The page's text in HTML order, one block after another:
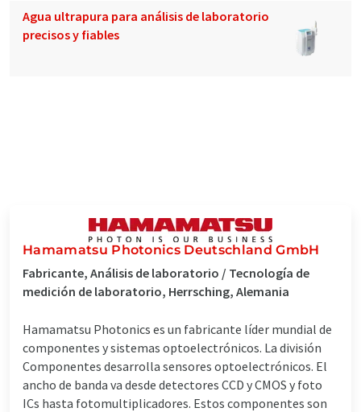
Agua ultrapura para análisis de laboratorio
precisos y fiables
Hamamatsu Photonics Deutschland GmbH
Fabricante, Análisis de laboratorio / Tecnología de
medición de laboratorio, Herrsching, Alemania
Hamamatsu Photonics es un fabricante líder mundial de
componentes y sistemas optoelectrónicos. La división
Componentes desarrolla sensores optoelectrónicos. El
ancho de banda va desde detectores CCD y CMOS y foto
ICs hasta fotomultiplicadores. Estos componentes son